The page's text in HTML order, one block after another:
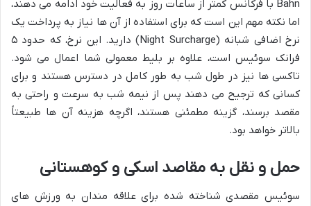
Bahn با فرکانس کمتر از ساعات روز به فعالیت خود ادامه می دهند،
اما نکته مهم این است که برای استفاده از آن ها نیاز به پرداخت یک
نرخ اضافی شبانه (Night Surcharge) دارید. این نرخ، که حدود ۵
فرانک سوئیس است، علاوه بر بلیط معمولی شما اعمال می شود.
تاکسی ها نیز در طول شب به طور کامل در دسترس هستند و برای
کسانی که ترجیح می دهند پس از نیمه شب به سرعت و راحتی به
مقصد برسند، گزینه مطمئنی هستند، اگرچه هزینه آن ها طبیعتاً
بالاتر خواهد بود.
حمل و نقل به مقاصد اسکی و کوهستانی
سوئیس مقصدی شناخته شده برای علاقه مندان به ورزش های